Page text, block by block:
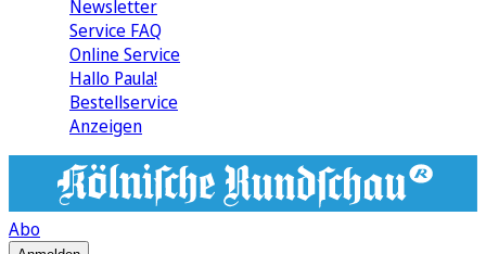
Newsletter
Service FAQ
Online Service
Hallo Paula!
Bestellservice
Anzeigen
Abo